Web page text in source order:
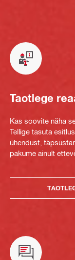
Taotlege
Kas soovite näha
Tellige tasuta
ühendust,
pakume ainult